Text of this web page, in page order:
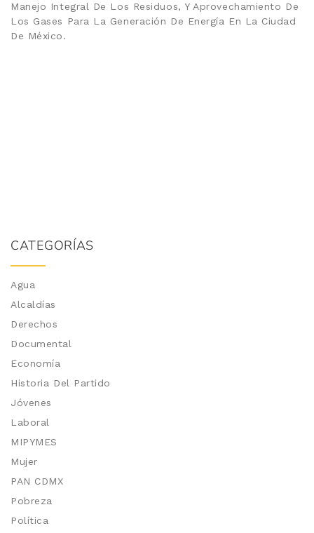
Manejo Integral De Los Residuos, Y Aprovechamiento De
Los Gases Para La Generación De Energía En La Ciudad
De México.
CATEGORÍAS
Agua
Alcaldías
Derechos
Documental
Economía
Historia Del Partido
Jóvenes
Laboral
MIPYMES
Mujer
PAN CDMX
Pobreza
Política